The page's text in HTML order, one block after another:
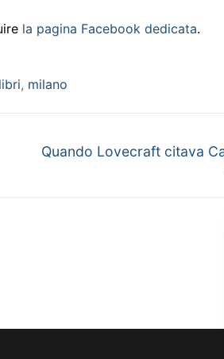
la pagina Facebook dedicata.
libri, milano
Next
Quando Lovecraft citava